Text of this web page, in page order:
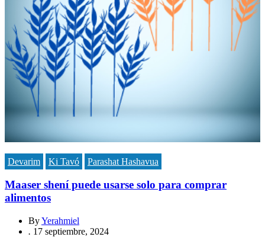
Devarim Ki Tavó Parashat Hashavua
Maaser shení puede usarse solo para comprar
alimentos
ByYerahmiel
. 17 septiembre, 2024